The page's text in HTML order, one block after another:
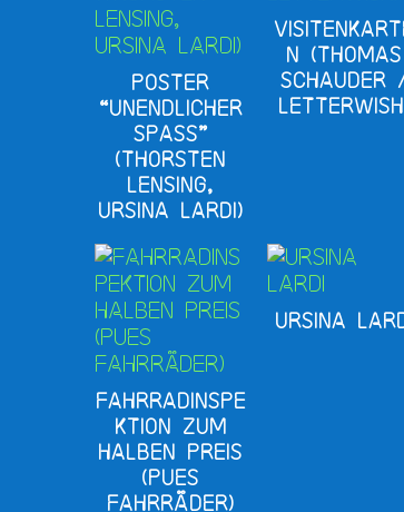
Poster
“Unendlicher
Spass”
(Thorsten
Lensing,
Ursina Lardi)
n (Thomas
Schauder
Fahrradinspe
ktion zum
halben Preis
(Pues
Fahrräder)
Ursina